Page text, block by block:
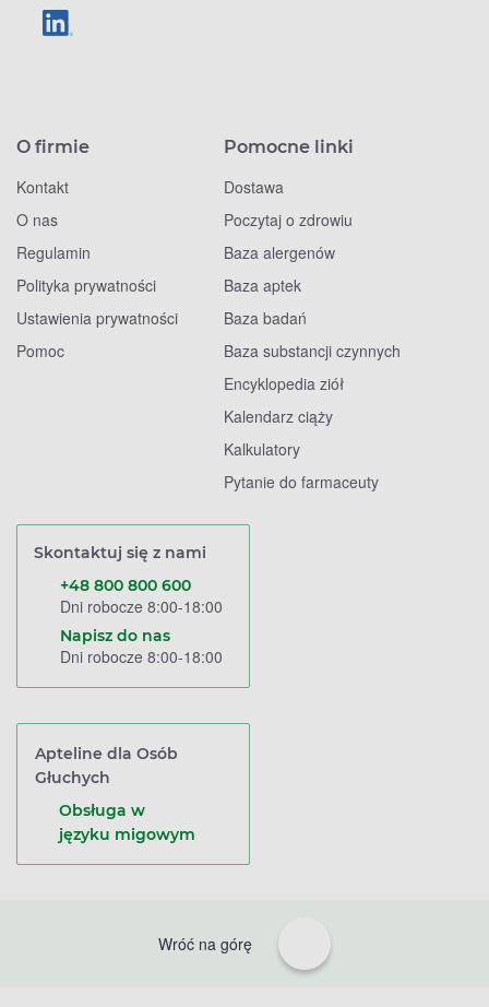
O firmie
Kontakt
O nas
Regulamin
Polityka prywatności
Ustawienia prywatności
Pomoc
Pomocne linki
Dostawa
Poczytaj o zdrowiu
Baza alergenów
Baza aptek
Baza badań
Baza substancji czynnych
Encyklopedia ziół
Kalendarz ciąży
Kalkulatory
Pytanie do farmaceuty
Skontaktuj się z nami
+48 800 800 600
Dni robocze 8:00-18:00
Napisz do nas
Dni robocze 8:00-18:00
Apteline dla Osób
Głuchych
Obsługa w
języku migowym
Wróć na górę